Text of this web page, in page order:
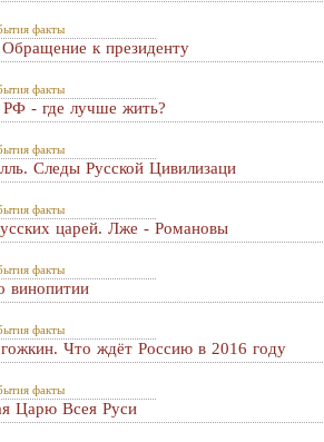
факты
к президенту
факты
- где лучше жить?
факты
Следы Русской Цивилизаци
факты
царей. Лже - Романовы
факты
винопитии
факты
Что ждёт Россию в 2016 году
факты
Царю Всея Руси